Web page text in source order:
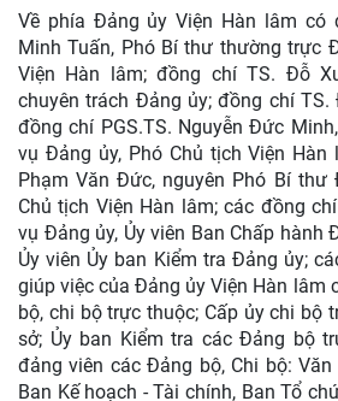
Về phía Đảng ủy Viện Hàn lâm có
Minh Tuấn, Phó Bí thư thường trực
Viện Hàn lâm; đồng chí TS. Đỗ
chuyên trách Đảng ủy; đồng chí
đồng chí PGS.TS. Nguyễn Đức
vụ Đảng ủy, Phó Chủ tịch Viện Hàn
Phạm Văn Đức, nguyên Phó Bí thư
Chủ tịch Viện Hàn lâm; các đồng
vụ Đảng ủy, Ủy viên Ban Chấp hành
Ủy viên Ủy ban Kiểm tra Đảng ủy;
giúp việc của Đảng ủy Viện Hàn lâm
bộ, chi bộ trực thuộc; Cấp ủy chi bộ
sở; Ủy ban Kiểm tra các Đảng bộ
đảng viên các Đảng bộ, Chi bộ:
Ban Kế hoạch - Tài chính, Ban Tổ